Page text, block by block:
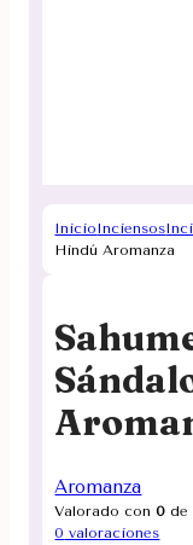
InicioInciensos
Hindú Aromanza
Aromanza
Valorado con0 de
0 valoraciones